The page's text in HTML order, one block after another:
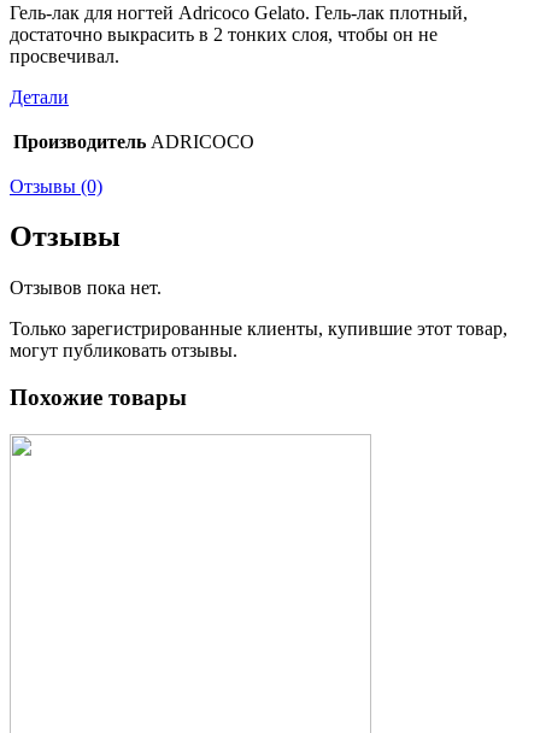
Гель-лак для ногтей Adricoco Gelato. Гель-лак плотный,
достаточно выкрасить в 2 тонких слоя, чтобы он не
просвечивал.
Детали
Производитель ADRICOCO
Отзывы (0)
Отзывы
Отзывов пока нет.
Только зарегистрированные клиенты, купившие этот товар,
могут публиковать отзывы.
Похожие товары